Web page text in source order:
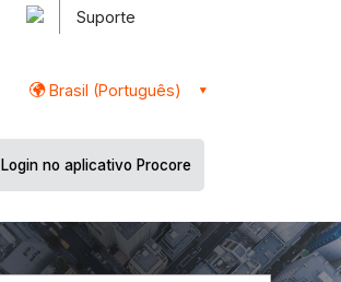
Suporte
Brasil (Português)
Login no aplicativo Procore